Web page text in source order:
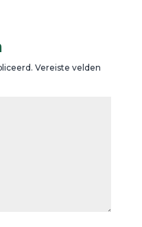
Vereiste velden